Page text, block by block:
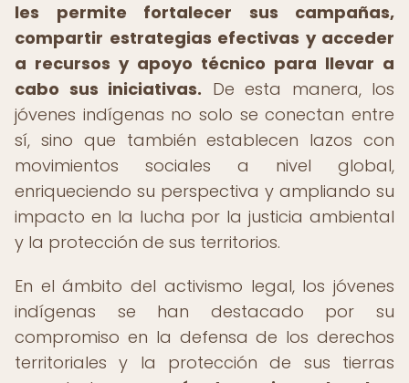
les permite fortalecer sus campañas,
compartir estrategias efectivas y acceder
a recursos y apoyo técnico para llevar a
cabo sus iniciativas. De esta manera, los
jóvenes indígenas no solo se conectan entre
sí, sino que también establecen lazos con
movimientos sociales a nivel global,
enriqueciendo su perspectiva y ampliando su
impacto en la lucha por la justicia ambiental
y la protección de sus territorios.
En el ámbito del activismo legal, los jóvenes
indígenas se han destacado por su
compromiso en la defensa de los derechos
territoriales y la protección de sus tierras